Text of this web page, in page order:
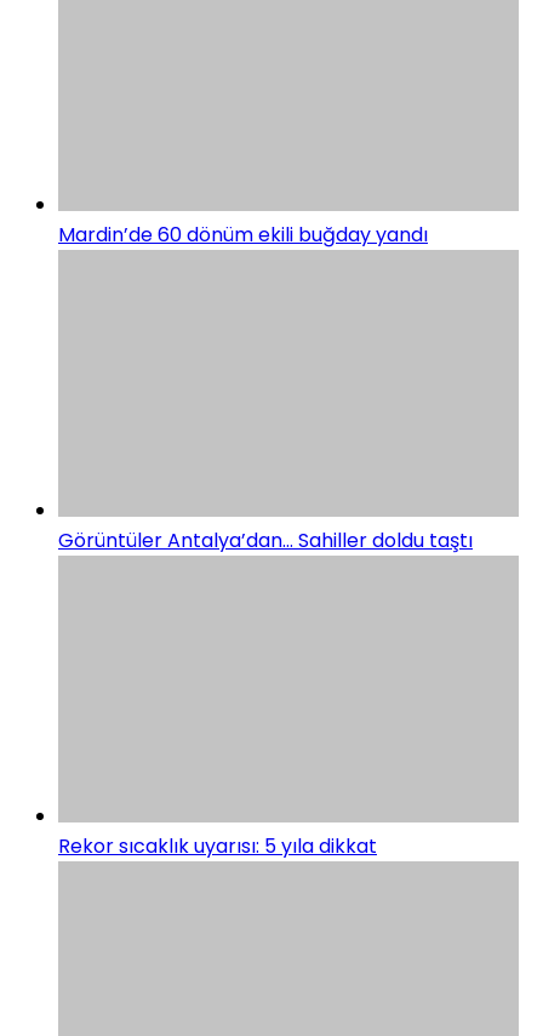
Mardin’de 60 dönüm ekili buğday yandı
Görüntüler Antalya’dan… Sahiller doldu taştı
Rekor sıcaklık uyarısı: 5 yıla dikkat